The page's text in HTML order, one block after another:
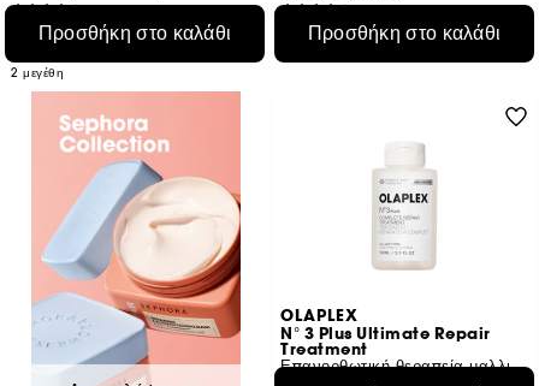
193
€ 23,95
2 μεγέθη
Προσθήκη στο καλάθι
2256
€ 35,95
Προσθήκη στο καλάθι
OLAPLEX
N° 3 Plus Ultimate Repair
Treatment
Επανορθωτική θεραπεία μαλλιών